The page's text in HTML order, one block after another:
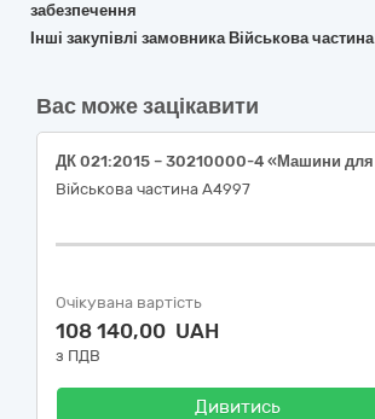
забезпечення
Інші закупівлі замовника Військова
Вас може зацікавити
Військова частина А4997
Очікувана вартість
108 140,00 UAH
з ПДВ
Дивитись